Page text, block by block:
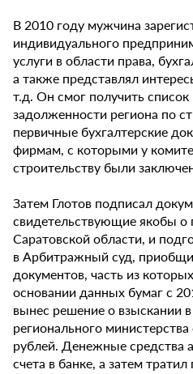
В 2010 году мужчина
индивидуального
услуги в области права,
а также представлял
т.д. Он смог получить
задолженности региона по
первичные бухгалтерские
фирмам, с которыми у
строительству были
Затем Глотов подписал
свидетельствующие якобы о
Саратовской области, и
в Арбитражный суд,
документов, часть из
основании данных бумаг с
вынес решение о взыскании в
регионального
рублей. Денежные средства
счета в банке, а затем